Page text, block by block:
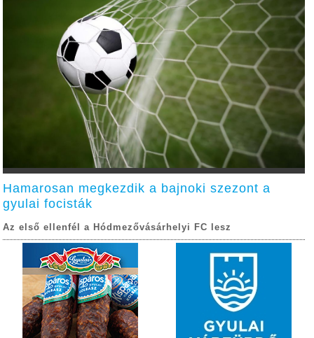
Hamarosan megkezdik a bajnoki szezont a
gyulai focisták
Az első ellenfél a Hódmezővásárhelyi FC lesz